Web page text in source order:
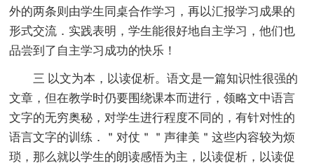
外的两条则由学生同桌合作学习，再以汇报学习成果的
形式交流．实践表明，学生能很好地自主学习，他们也
品尝到了自主学习成功的快乐！
三 以文为本，以读促析。语文是一篇知识性很强的
文章，但在教学时仍要围绕课本而进行，领略文中语言
文字的无穷奥秘，对学生进行程度不同的，有针对性的
语言文字的训练．＂对仗＂＂声律美＂这些内容较为烦
琐，那么就以学生的朗读感悟为主，以读促析，以读促